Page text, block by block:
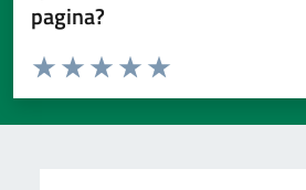
pagina?
Valuta da 1 a 5 stelle la pagina
Valuta 5 stelle su 5
Valuta 4 stelle su 5
Valuta 3 stelle su 5
Valuta 2 stelle su 5
Valuta 1 stelle su 5